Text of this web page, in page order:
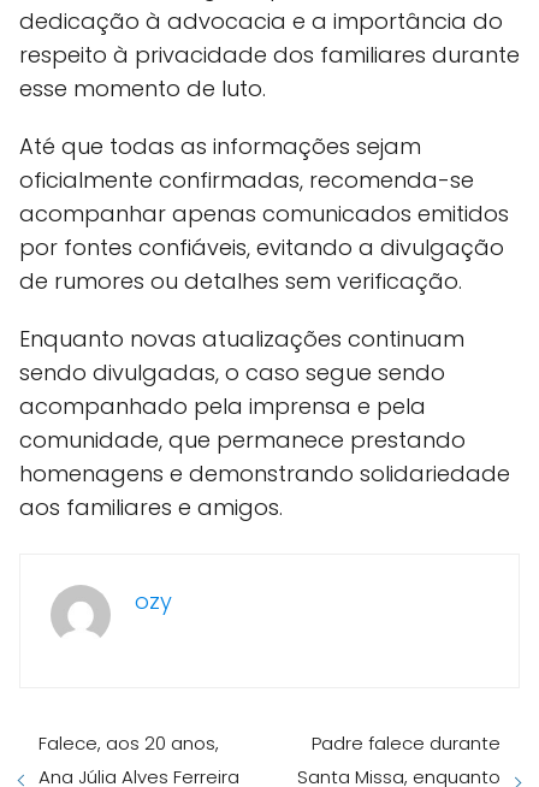
dedicação à advocacia e a importância do
respeito à privacidade dos familiares durante
esse momento de luto.
Até que todas as informações sejam
oficialmente confirmadas, recomenda-se
acompanhar apenas comunicados emitidos
por fontes confiáveis, evitando a divulgação
de rumores ou detalhes sem verificação.
Enquanto novas atualizações continuam
sendo divulgadas, o caso segue sendo
acompanhado pela imprensa e pela
comunidade, que permanece prestando
homenagens e demonstrando solidariedade
aos familiares e amigos.
ozy
Falece, aos 20 anos,
Ana Júlia Alves Ferreira
Padre falece durante
Santa Missa, enquanto